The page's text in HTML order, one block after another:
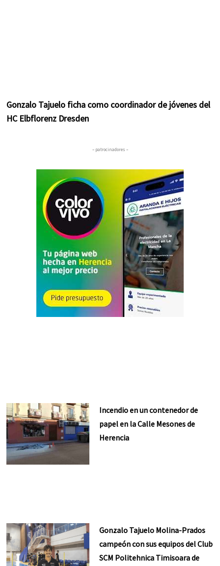
Gonzalo Tajuelo ficha como coordinador de jóvenes del
HC Elbflorenz Dresden
– patrocinadores –
Incendio en un contenedor de
papel en la Calle Mesones de
Herencia
Gonzalo Tajuelo Molina-Prados
campeón con sus equipos del Club
SCM Politehnica Timisoara de